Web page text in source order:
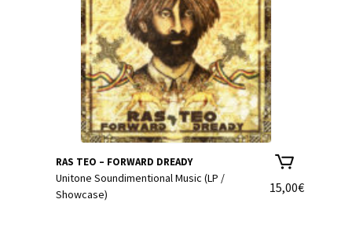
RAS TEO – FORWARD DREADY
15,00€
Unitone Soundimentional Music (LP /
Showcase)